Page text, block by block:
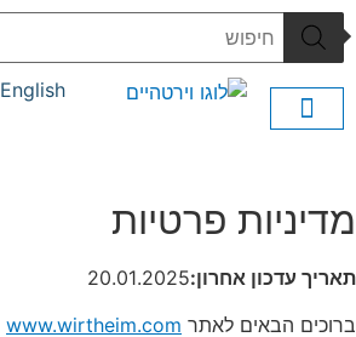
English
מדיניות פרטיות
תאריך עדכון אחרון:20.01.2025
ברוכים הבאים לאתר www.wirtheim.com